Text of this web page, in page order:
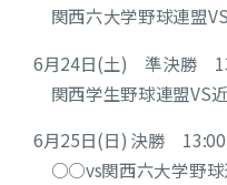
関西六大学野球連盟
6月24日(土) 準決勝
関西学生野球連盟VS
6月25日(日) 決勝 13:00
○○vs関西六大学野球